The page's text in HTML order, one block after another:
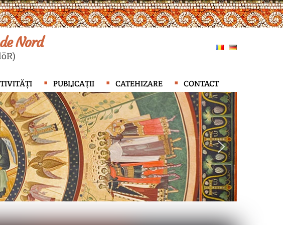
Nord
PUBLICAȚII CATEHIZARE CONTACT